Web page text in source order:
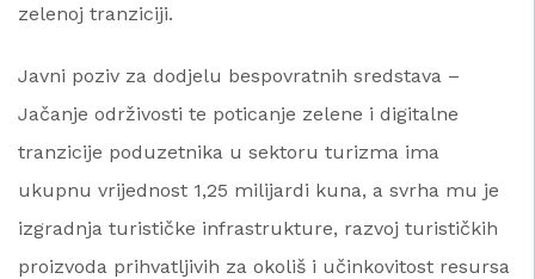
zelenoj tranziciji.
Javni poziv za dodjelu bespovratnih sredstava –
Jačanje održivosti te poticanje zelene i digitalne
tranzicije poduzetnika u sektoru turizma ima
ukupnu vrijednost 1,25 milijardi kuna, a svrha mu je
izgradnja turističke infrastrukture, razvoj turističkih
proizvoda prihvatljivih za okoliš i učinkovitost resursa